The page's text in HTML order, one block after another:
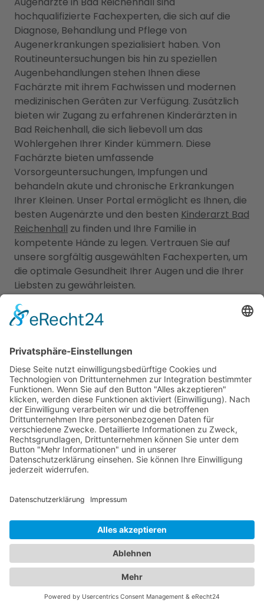
hochqualifizierte Fachexperten, die sich auf die
Diagnose, Behandlung und Pflege von
Augenerkrankungen spezialisiert haben. Von
Routineuntersuchungen bis hin zu speziellen
Augenbehandlungen stehen Ihnen diese
Fachärzte mit ihrem Fachwissen und modernen
medizinischen Geräten zur Verfügung. Zusätzlich
bieten wir Zugang zu erfahrenen Kinderärzten in
Bad Reichenhall, die sich liebevoll um das
Wohlergehen Ihrer Kinder kümmern. Diese
Fachärzte bieten umfassende
Vorsorgeuntersuchungen, Impfungen und
behandeln akute und chronische Erkrankungen
Ihrer Kleinen. Unser Portal ermöglicht es Ihnen, die
besten Augenärzte und den besten Kinderarzt Bad
Reichenhall zu finden und Ihre Familie in
kompetente Hände zu legen. Vertrauen Sie auf
unsere sorgfältig ausgewählten Fachexperten, um
die optimale Gesundheit Ihrer Augen und die Ihrer
Liebsten zu gewährleisten.
Das ist nah!
Branchenbuch
Für Unternehmen
Unternehmen hinzufügen
Anzeigenschaltung
Rechtliches
Datenschutz
Cookie-Einstellungen